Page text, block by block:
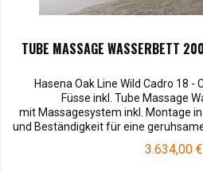
TUBE MASSAGE WASSERBETT
Hasena Oak Line Wild Cadro 18 -
Füsse inkl. Tube Massage
mit Massagesystem inkl. Montage
und Beständigkeit für eine
Fuss- und Eckelementen verleiht
3.634,00